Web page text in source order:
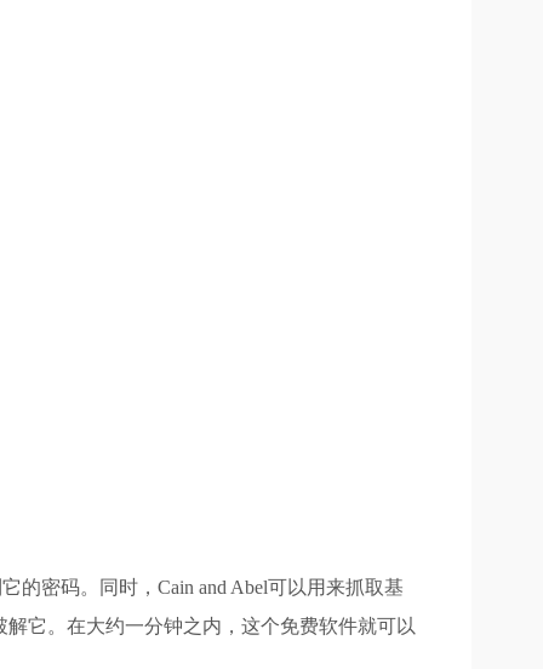
的密码。同时，Cain and Abel可以用来抓取基
它。在大约一分钟之内，这个免费软件就可以